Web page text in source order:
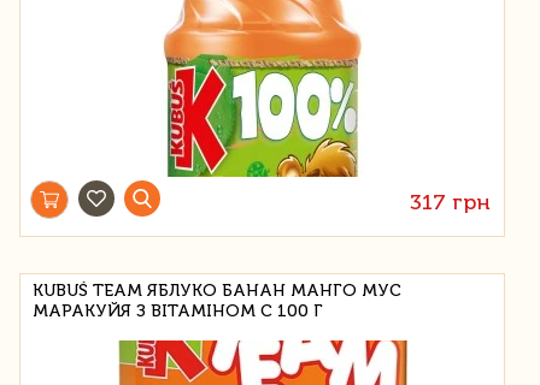
317 грн
KUBUŚ TEAM ЯБЛУКО БАНАН МАНГО МУС
МАРАКУЙЯ З ВІТАМІНОМ С 100 Г